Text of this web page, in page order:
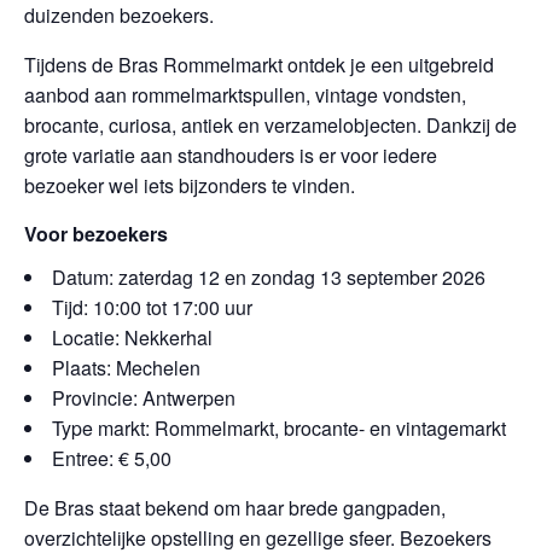
duizenden bezoekers.
Tijdens de Bras Rommelmarkt ontdek je een uitgebreid
aanbod aan rommelmarktspullen, vintage vondsten,
brocante, curiosa, antiek en verzamelobjecten. Dankzij de
grote variatie aan standhouders is er voor iedere
bezoeker wel iets bijzonders te vinden.
Voor bezoekers
Datum: zaterdag 12 en zondag 13 september 2026
Tijd: 10:00 tot 17:00 uur
Locatie: Nekkerhal
Plaats: Mechelen
Provincie: Antwerpen
Type markt: Rommelmarkt, brocante- en vintagemarkt
Entree: € 5,00
De Bras staat bekend om haar brede gangpaden,
overzichtelijke opstelling en gezellige sfeer. Bezoekers